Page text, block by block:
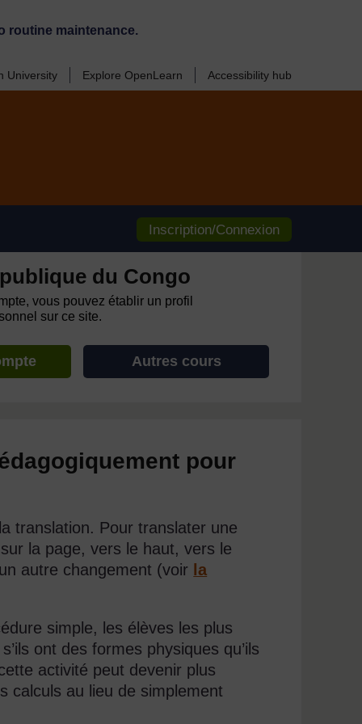
routine maintenance.
University Explore OpenLearn Accessibility hub
Inscription/Connexion
du Congo
vous pouvez établir un profil
sur ce site.
Autres cours
pour
translation. Pour translater une
la page, vers le haut, vers le
autre changement (voir la
simple, les élèves les plus
ont des formes physiques qu’ils
activité peut devenir plus
calculs au lieu de simplement